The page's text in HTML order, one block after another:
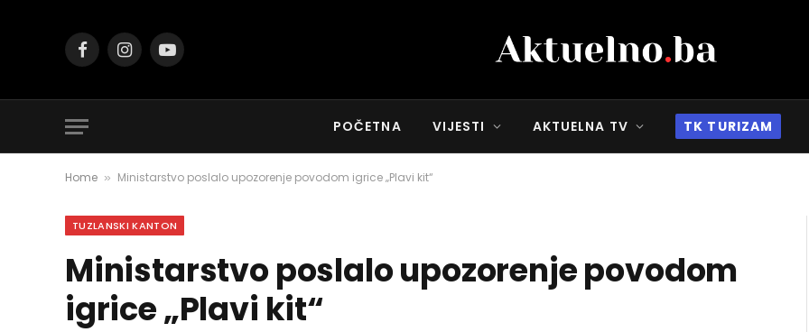
FacebookInstagramYouTube
POČETNA VIJESTI AKTUELNA TV TK TURIZAM
Home » Ministarstvo poslalo upozorenje povodom igrice „Plavi kit“
TUZLANSKI KANTON
Ministarstvo poslalo upozorenje povodom
igrice „Plavi kit“